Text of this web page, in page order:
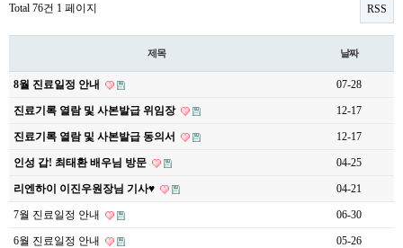
Total 76건 1 페이지 RSS
제목 날짜
8월 진료일정 안내 07-28
진료기록 열람 및 사본발급 위임장 12-17
진료기록 열람 및 사본발급 동의서 12-17
인성 갑! 최태환 배우님 방문 04-25
리엔하이 이진우원장님 기사♥ 04-21
7월 진료일정 안내 06-30
6월 진료일정 안내 05-26